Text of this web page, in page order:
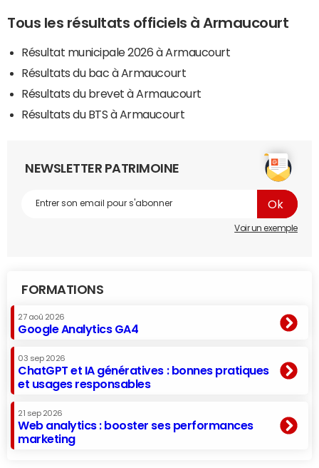
Tous les résultats officiels à Armaucourt
Résultat municipale 2026 à Armaucourt
Résultats du bac à Armaucourt
Résultats du brevet à Armaucourt
Résultats du BTS à Armaucourt
NEWSLETTER PATRIMOINE
Voir un exemple
FORMATIONS
27 aoû 2026
Google Analytics GA4
03 sep 2026
ChatGPT et IA génératives : bonnes pratiques
et usages responsables
21 sep 2026
Web analytics : booster ses performances
marketing